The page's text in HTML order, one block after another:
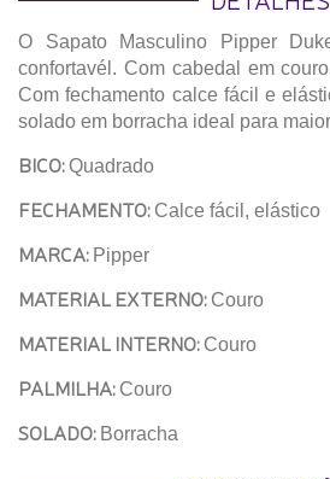
O Sapato Masculino Pipper
confortavél. Com cabedal em
Com fechamento calce fácil e
solado em borracha ideal para
BICO:Quadrado
FECHAMENTO: Calce fácil, elástico
MARCA: Pipper
MATERIAL EXTERNO: Couro
MATERIAL INTERNO: Couro
PALMILHA: Couro
SOLADO: Borracha